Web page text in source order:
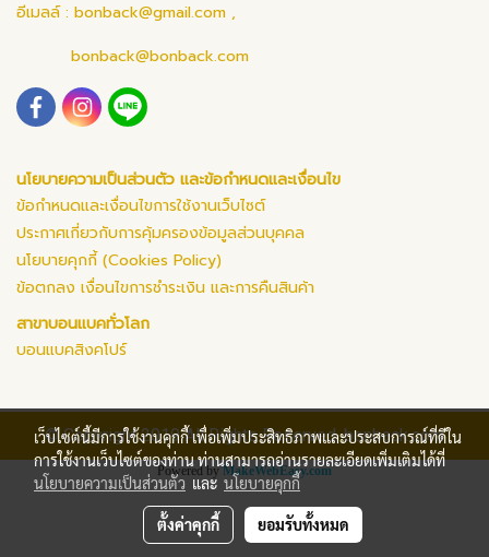
อีเมลล์ : bonback@gmail.com ,
bonback@bonback.com
นโยบายความเป็นส่วนตัว และข้อกำหนดและเงื่อนไข
ข้อกำหนดและเงื่อนไขการใช้งานเว็บไซต์
ประกาศเกี่ยวกับการคุ้มครองข้อมูลส่วนบุคคล
นโยบายคุกกี้ (Cookies Policy)
ข้อตกลง เงื่อนไขการชำระเงิน และการคืนสินค้า
สาขาบอนแบคทั่วโลก
บอนแบคสิงคโปร์
© Copyright 2019 All Rights Reserved. bonback.com
Powered byMakeWebEasy.com
เว็บไซต์นี้มีการใช้งานคุกกี้ เพื่อเพิ่มประสิทธิภาพและประสบการณ์ที่ดีใน
การใช้งานเว็บไซต์ของท่าน ท่านสามารถอ่านรายละเอียดเพิ่มเติมได้ที่
นโยบายความเป็นส่วนตัว และ นโยบายคุกกี้
ตั้งค่าคุกกี้ ยอมรับทั้งหมด